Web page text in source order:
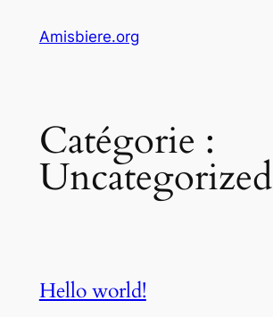
Amisbiere.org
Catégorie :
Uncategorized
Hello world!